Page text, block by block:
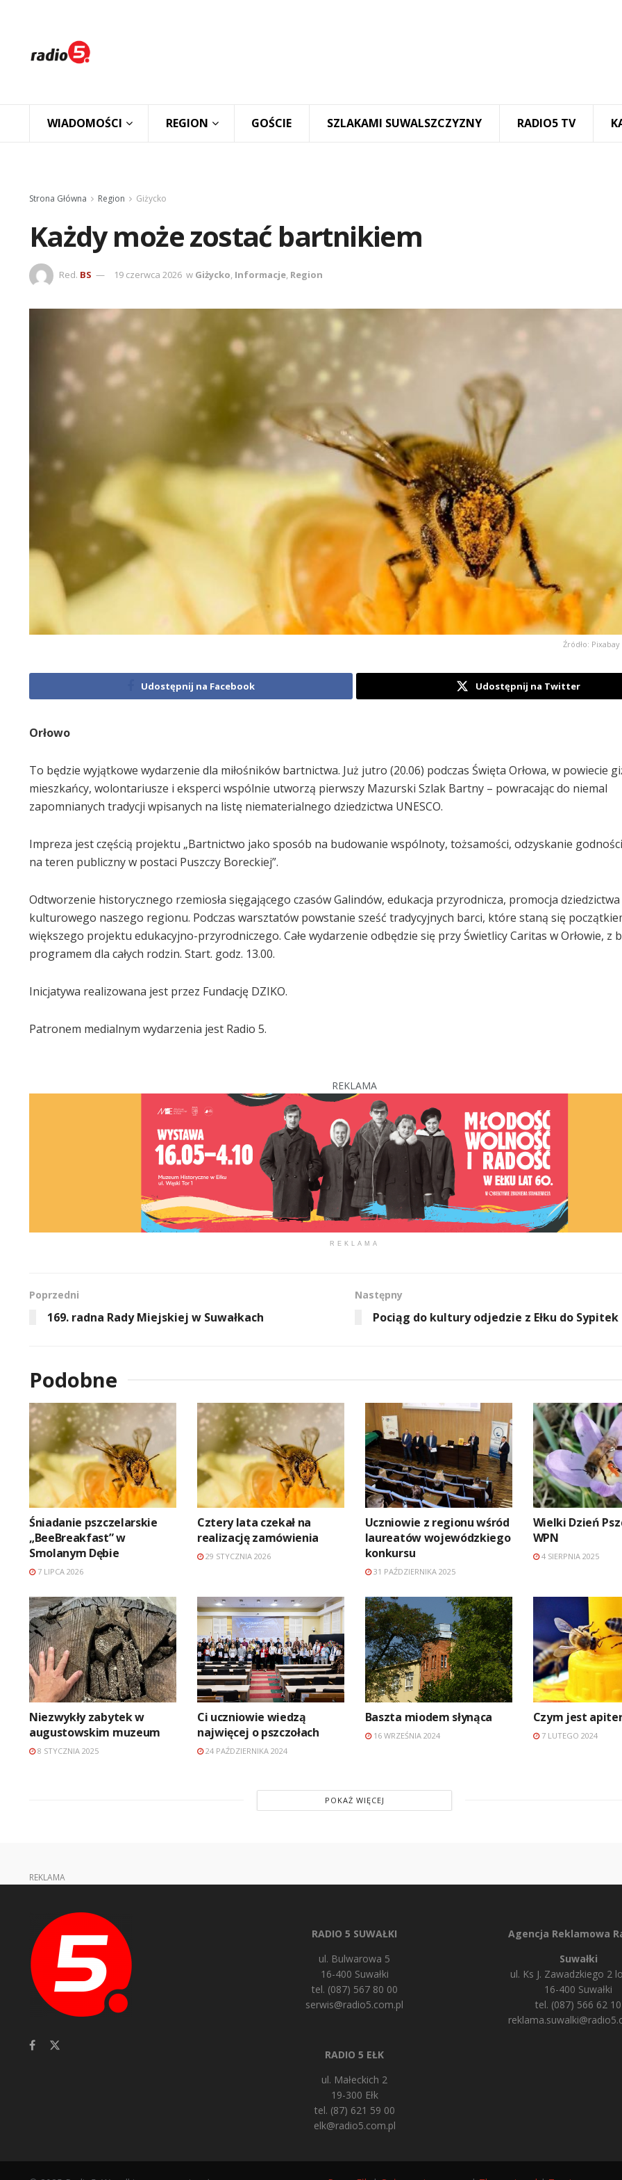
WIADOMOŚCI REGION GOŚCIE SZLAKAMI SUWALSZCZYZNY RADIO5 TV
Strona Główna Region Giżycko
Każdy może zostać bartnikiem
Red. BS 19 czerwca 2026 w Giżycko, Informacje, Region
Źródło:
Udostępnij na Facebook Udostępnij na Twitter
Orłowo
To będzie wyjątkowe wydarzenie dla miłośników bartnictwa. Już jutro (20.06) podczas Święta Orłowa, w powiecie
mieszkańcy, wolontariusze i eksperci wspólnie utworzą pierwszy Mazurski Szlak Bartny – powracając do niemal
zapomnianych tradycji wpisanych na listę niematerialnego dziedzictwa UNESCO.
Impreza jest częścią projektu „Bartnictwo jako sposób na budowanie wspólnoty, tożsamości, odzyskanie godności
na teren publiczny w postaci Puszczy Boreckiej”.
Odtworzenie historycznego rzemiosła sięgającego czasów Galindów, edukacja przyrodnicza, promocja dziedzictwa
kulturowego naszego regionu. Podczas warsztatów powstanie sześć tradycyjnych barci, które staną się
większego projektu edukacyjno-przyrodniczego. Całe wydarzenie odbędzie się przy Świetlicy Caritas w Orłowie, z
programem dla całych rodzin. Start. godz. 13.00.
Inicjatywa realizowana jest przez Fundację DZIKO.
Patronem medialnym wydarzenia jest Radio 5.
REKLAMA
REKLAMA
Poprzedni
169. radna Rady Miejskiej w Suwałkach
Następny
Pociąg do kultury odjedzie z Ełku do Sypitek
Podobne
Śniadanie pszczelarskie
„BeeBreakfast” w
Smolanym Dębie
7 LIPCA 2026
Cztery lata czekał na
realizację zamówienia
29 STYCZNIA 2026
Uczniowie z regionu wśród
laureatów wojewódzkiego
konkursu
31 PAŹDZIERNIKA 2025
Wielki Dzień
WPN
4 SIERPNIA 2025
Niezwykły zabytek w
augustowskim muzeum
8 STYCZNIA 2025
Ci uczniowie wiedzą
najwięcej o pszczołach
24 PAŹDZIERNIKA 2024
Baszta miodem słynąca
16 WRZEŚNIA 2024
Czym jest
7 LUTEGO 2024
POKAŻ WIĘCEJ
REKLAMA
RADIO 5 SUWAŁKI
ul. Bulwarowa 5
16-400 Suwałki
tel. (087) 567 80 00
serwis@radio5.com.pl
RADIO 5 EŁK
ul. Małeckich 2
19-300 Ełk
tel. (87) 621 59 00
elk@radio5.com.pl
Agencja Reklamowa
Suwałki
ul. Ks J. Zawadzkiego 2
16-400 Suwałki
tel. (087) 566 62 10